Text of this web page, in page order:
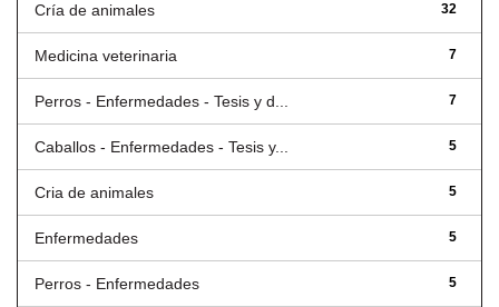
32
Cría de animales
7
Medicina veterinaria
7
Perros - Enfermedades - Tesis y d...
5
Caballos - Enfermedades - Tesis y...
5
Cria de animales
5
Enfermedades
5
Perros - Enfermedades